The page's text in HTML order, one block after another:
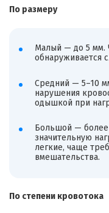
По размеру
Малый — до 5 мм.
обнаруживается
Средний — 5–10
нарушения
одышкой при
Большой — более
значительную
легкие, чаще
вмешательства.
По степени кровотока